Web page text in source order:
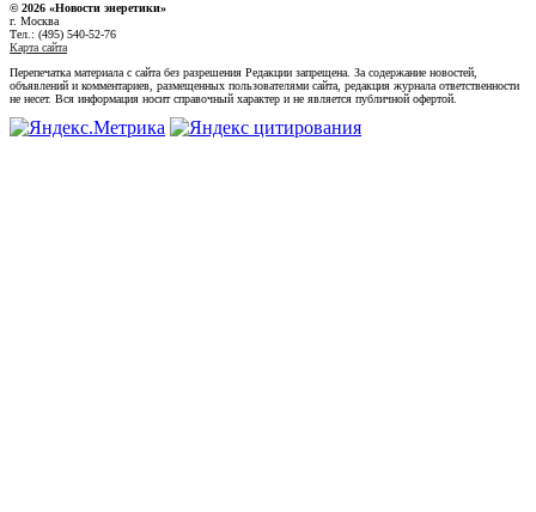
© 2026 «Новости энеретики»
г. Москва
Тел.: (495) 540-52-76
Карта сайта
Перепечатка материала с сайта без разрешения Редакции запрещена. За содержание новостей,
объявлений и комментариев, размещенных пользователями сайта, редакция журнала ответственности
не несет. Вся информация носит справочный характер и не является публичной офертой.